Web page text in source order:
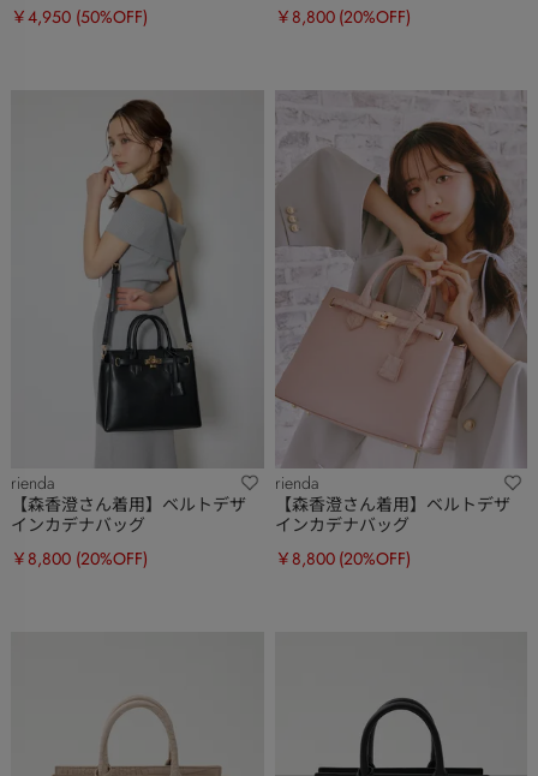
￥4,950 (50%OFF)
￥8,800 (20%OFF)
rienda
【森香澄さん着用】ベルトデザ
インカデナバッグ
￥8,800 (20%OFF)
rienda
【森香澄さん着用】ベルトデザ
インカデナバッグ
￥8,800 (20%OFF)